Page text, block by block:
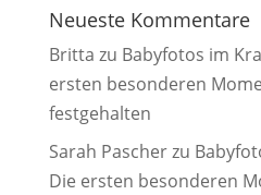
Neueste Kommentare
Britta zu Babyfotos im
ersten besonderen
festgehalten
Sarah Pascherzu
Die ersten besonderen